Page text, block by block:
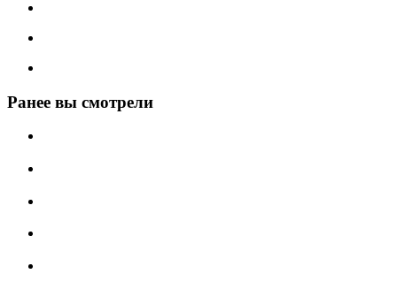
Ранее вы смотрели